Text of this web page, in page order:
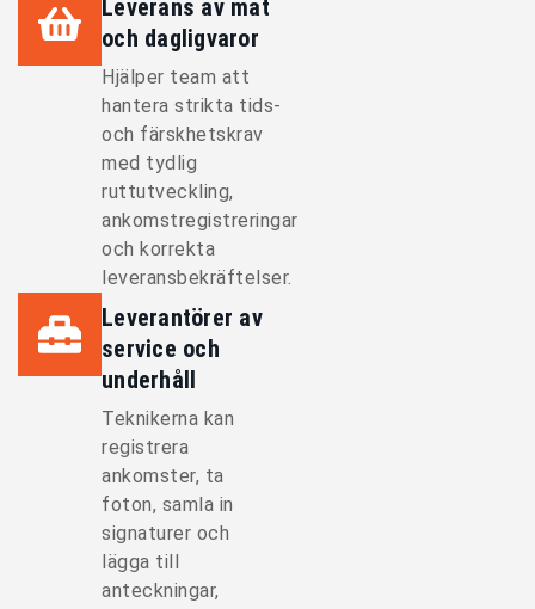
Leverans av mat
och dagligvaror
Hjälper team att
hantera strikta tids-
och färskhetskrav
med tydlig
ruttutveckling,
ankomstregistreringar
och korrekta
leveransbekräftelser.
Leverantörer av
service och
underhåll
Teknikerna kan
registrera
ankomster, ta
foton, samla in
signaturer och
lägga till
anteckningar,